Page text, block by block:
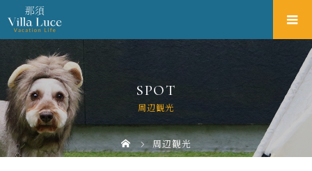
SPOT
周辺観光
周辺観光